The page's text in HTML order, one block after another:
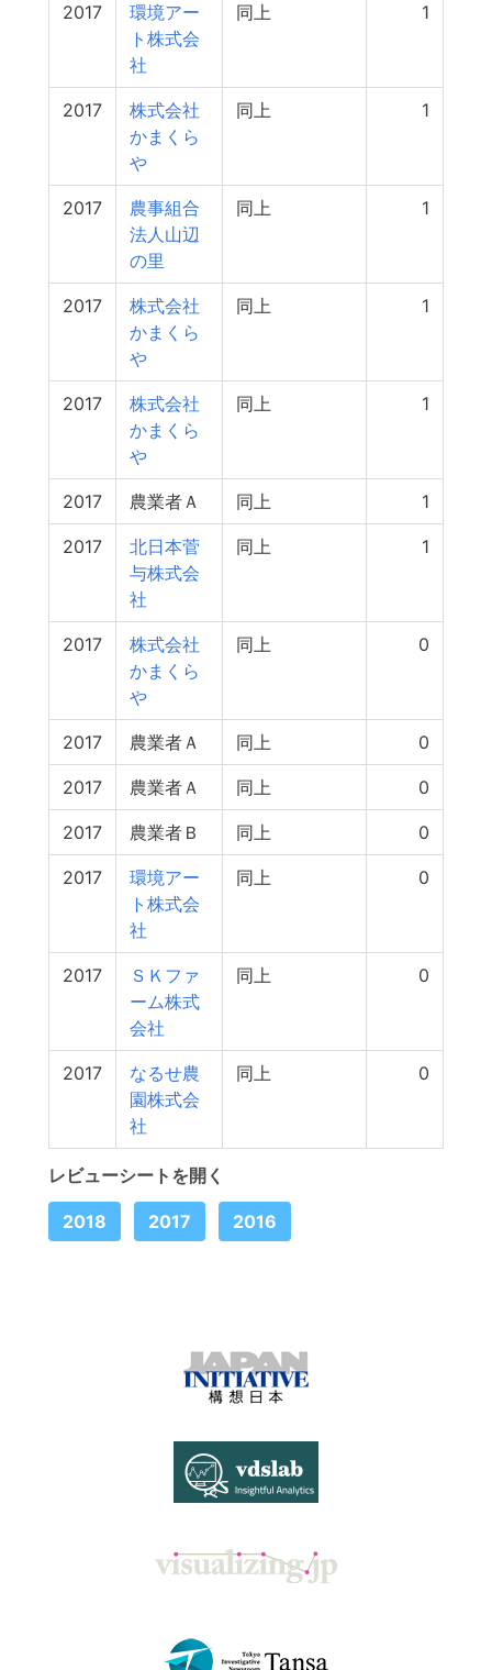
2017
環境アー
ト株式会
社
同上 1
2017
株式会社
かまくら
や
同上 1
2017
農事組合
法人山辺
の里
同上 1
2017
株式会社
かまくら
や
同上 1
2017
株式会社
かまくら
や
同上 1
2017 農業者Ａ 同上 1
2017
北日本菅
与株式会
社
同上 1
2017
株式会社
かまくら
や
同上 0
2017 農業者Ａ 同上 0
2017 農業者Ａ 同上 0
2017 農業者Ｂ 同上 0
2017
環境アー
ト株式会
社
同上 0
2017
ＳＫファ
ーム株式
会社
同上 0
2017
なるせ農
園株式会
社
同上 0
レビューシートを開く
2018 2017 2016